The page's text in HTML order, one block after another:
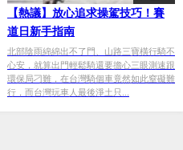
【熱議】放心追求操駕技巧！賽
道日新手指南
北部陰雨綿綿出不了門、山路三寶橫行騎不
心安，就算出門輕鬆騎還要擔心三眼測速跟
環保局刁難，在台灣騎個車竟然如此窒礙難
行，而台灣玩車人最後淨土只...